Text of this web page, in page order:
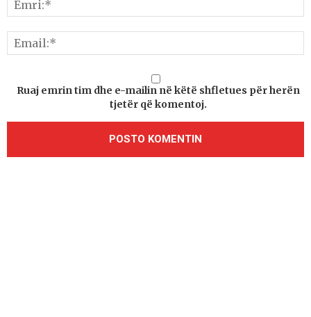
Ruaj emrin tim dhe e-mailin në këtë shfletues për herën
tjetër që komentoj.